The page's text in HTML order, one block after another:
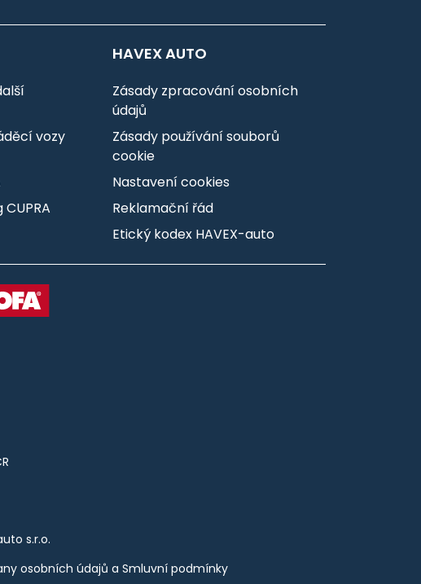
vozy
HAVEX AUTO
Zásady zpracování osobních
údajů
Zásady používání souborů
cookie
Nastavení cookies
Reklamační řád
Etický kodex HAVEX-auto
s.r.o.
osobních údajů a Smluvní podmínky